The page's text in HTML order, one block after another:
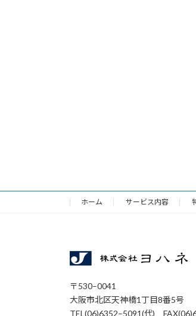
ホーム サービス内容
〒530–0041
大阪市北区天神橋1丁目8番5号
TEL(06)6352–5091(代)